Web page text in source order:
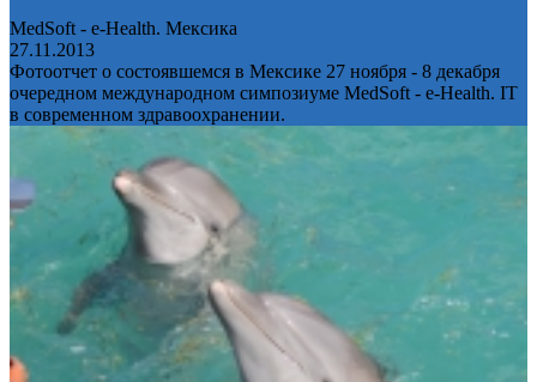
MedSoft - e-Health. Мексика
27.11.2013
Фотоотчет о состоявшемся в Мексике 27 ноября - 8 декабря
очередном международном симпозиуме MedSoft - e-Health. IT
в современном здравоохранении.